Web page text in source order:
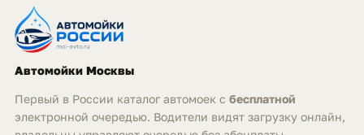
Автомойки Москвы
Первый в России каталог автомоек с бесплатной
электронной очередью. Водители видят загрузку онлайн,